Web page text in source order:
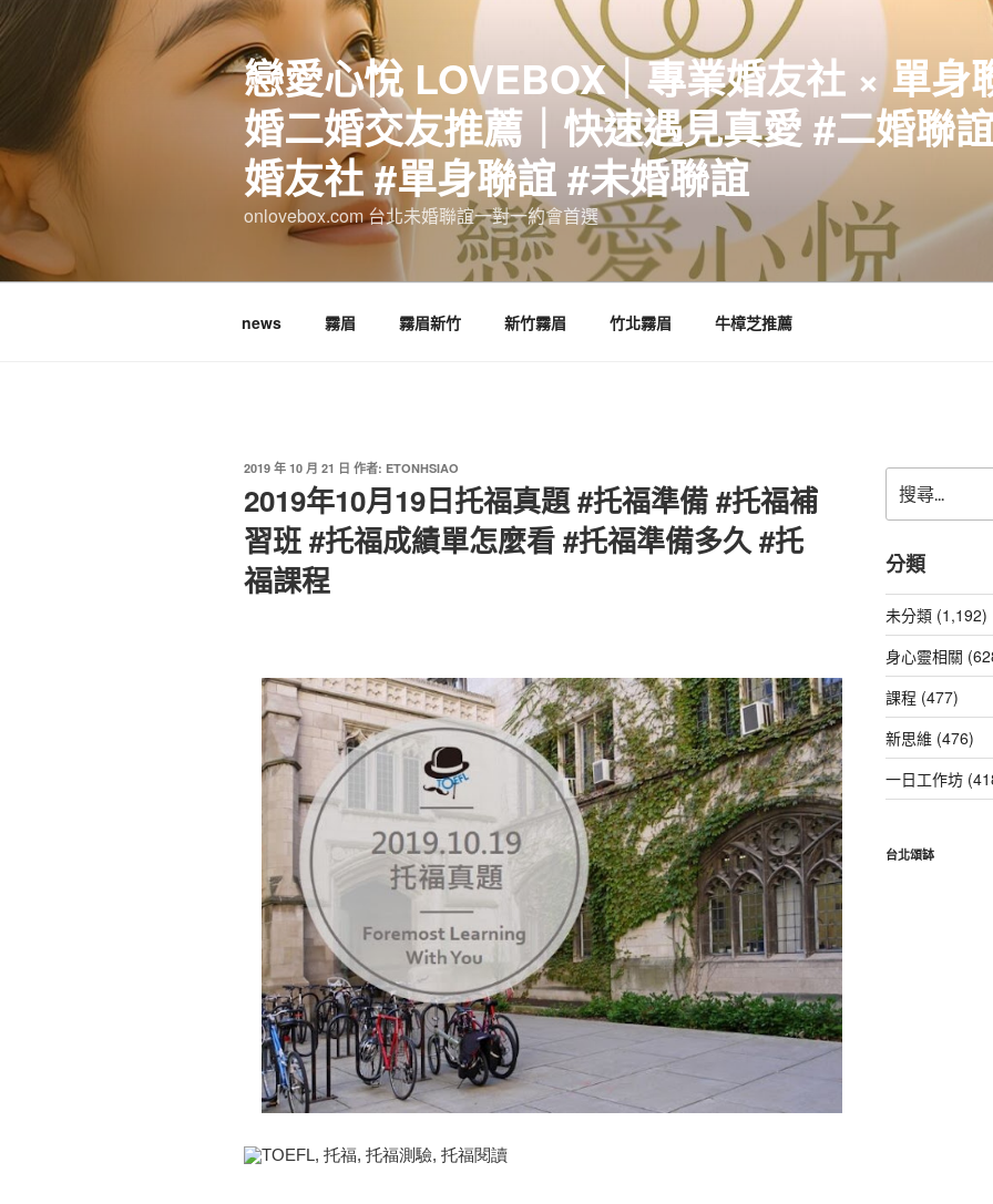
跳
至
容
戀愛心悅 LOVEBOX｜專業婚友社 × 單身
婚二婚交友推薦｜快速遇見真愛 #二婚聯
婚友社 #單身聯誼 #未婚聯誼
onlovebox.com 台北未婚聯誼一對一約會首選
news 霧眉 霧眉新竹 新竹霧眉 竹北霧眉 牛樟芝推薦
發
於
2019 年 10 月 21 日 作者: ETONHSIAO
2019年10月19日托福真題 #托福準備 #托福補
習班 #托福成績單怎麼看 #托福準備多久 #托
福課程
尋
關
鍵
字:
分類
未分類 (1,192)
身心靈相關
課程 (477)
新思維 (476)
一日工作坊
台北頌缽